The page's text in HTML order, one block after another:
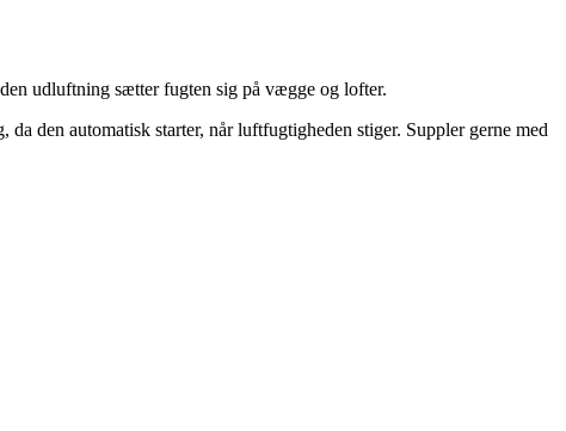
udluftning sætter fugten sig på vægge og lofter.
den automatisk starter, når luftfugtigheden stiger. Suppler gerne med